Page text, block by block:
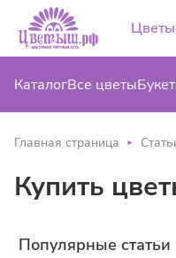
Цветы
КаталогВсе цветы
Главная страница
Купить
Популярные статьи